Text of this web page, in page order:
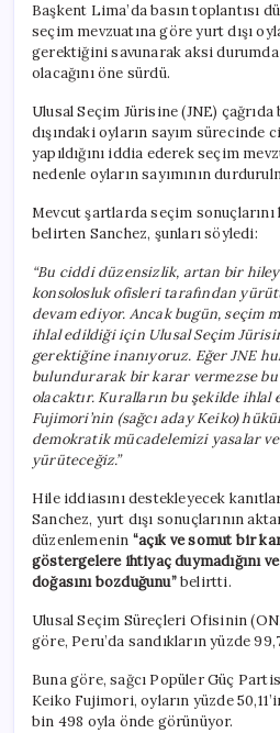
Başkent Lima’da basın toplantısı
seçim mevzuatına göre yurt dışı
gerektiğini savunarak aksi
olacağını öne sürdü.
Ulusal Seçim Jürisine (JNE)
dışındaki oyların sayım sürecinde
yapıldığını iddia ederek seçim
nedenle oyların sayımının
Mevcut şartlarda seçim
belirten Sanchez, şunları söyledi:
“Bu ciddi düzensizlik, artan bir
konsolosluk ofisleri tarafından
devam ediyor. Ancak bugün, seçim
ihlal edildiği için Ulusal Seçim
gerektiğine inanıyoruz. Eğer JNE
bulundurarak bir karar vermezse bu
olacaktır. Kuralların bu şekilde
Fujimori’nin (sağcı aday Keiko)
demokratik mücadelemizi yasalar
yürüteceğiz.”
Hile iddiasını destekleyecek
Sanchez, yurt dışı sonuçlarının
düzenlemenin “açık ve somut bir
göstergelere ihtiyaç duymadığını
doğasını bozduğunu”belirtti.
Ulusal Seçim Süreçleri Ofisinin
göre, Peru’da sandıkların yüzde
Buna göre, sağcı Popüler Güç
Keiko Fujimori, oyların yüzde
bin 498 oyla önde görünüyor.